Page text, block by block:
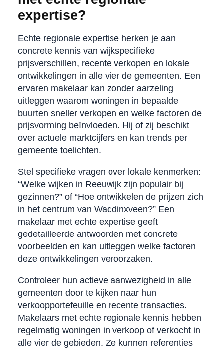
expertise?
Echte regionale expertise herken je aan
concrete kennis van wijkspecifieke
prijsverschillen, recente verkopen en lokale
ontwikkelingen in alle vier de gemeenten. Een
ervaren makelaar kan zonder aarzeling
uitleggen waarom woningen in bepaalde
buurten sneller verkopen en welke factoren de
prijsvorming beïnvloeden. Hij of zij beschikt
over actuele marktcijfers en kan trends per
gemeente toelichten.
Stel specifieke vragen over lokale kenmerken:
“Welke wijken in Reeuwijk zijn populair bij
gezinnen?” of “Hoe ontwikkelen de prijzen zich
in het centrum van Waddinxveen?” Een
makelaar met echte expertise geeft
gedetailleerde antwoorden met concrete
voorbeelden en kan uitleggen welke factoren
deze ontwikkelingen veroorzaken.
Controleer hun actieve aanwezigheid in alle
gemeenten door te kijken naar hun
verkoopportefeuille en recente transacties.
Makelaars met echte regionale kennis hebben
regelmatig woningen in verkoop of verkocht in
alle vier de gebieden. Ze kunnen referenties